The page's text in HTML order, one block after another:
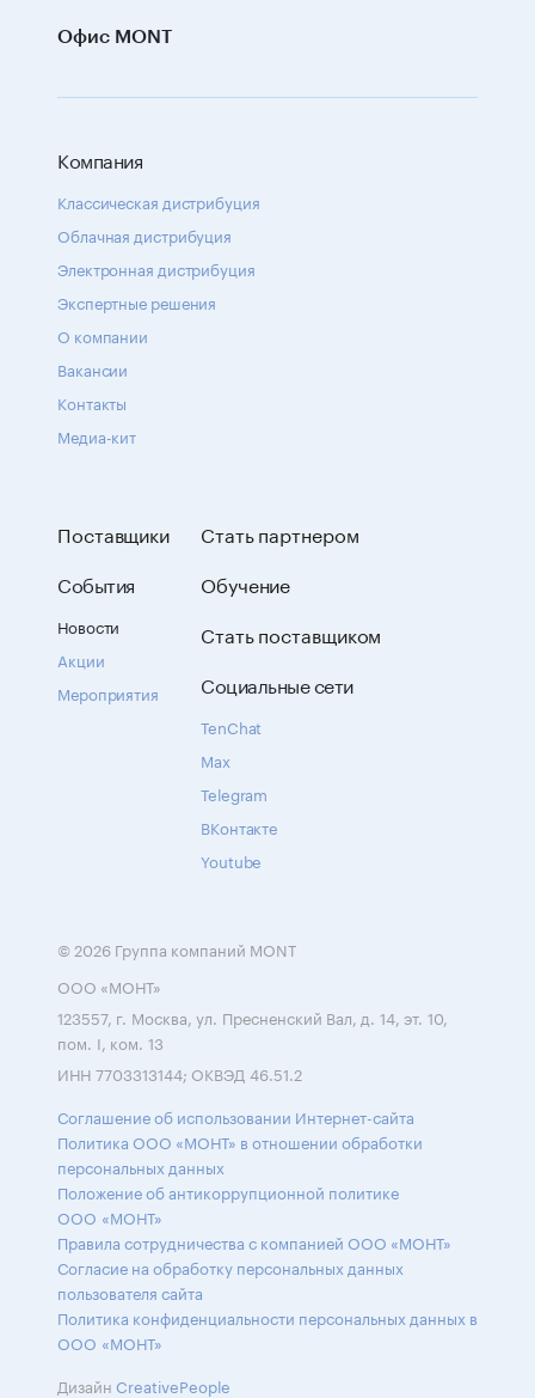
Офис MONT
Компания
Классическая дистрибуция
Облачная дистрибуция
Электронная дистрибуция
Экспертные решения
О компании
Вакансии
Контакты
Медиа-кит
Поставщики
События
Новости
Акции
Мероприятия
Стать партнером
Обучение
Стать поставщиком
Социальные сети
TenChat
Max
Telegram
ВКонтакте
Youtube
© 2026 Группа компаний MONT
ООО «МОНТ»
123557, г. Москва, ул. Пресненский Вал, д. 14, эт. 10,
пом. I, ком. 13
ИНН 7703313144; ОКВЭД 46.51.2
Соглашение об использовании Интернет-сайта
Политика ООО «МОНТ» в отношении обработки
персональных данных
Положение об антикоррупционной политике
ООО «МОНТ»
Правила сотрудничества с компанией ООО «МОНТ»
Согласие на обработку персональных данных
пользователя сайта
Политика конфиденциальности персональных данных в
ООО «МОНТ»
Дизайн CreativePeople